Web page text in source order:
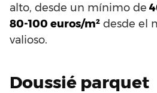
alto, desde un mínimo de
80-100 euros/m² desde el
valioso.
Doussié parquet